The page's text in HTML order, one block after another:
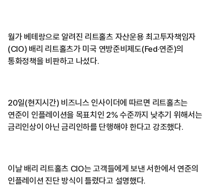
월가 베테랑으로 알려진 리트홀츠 자산운용 최고투자책임자
(CIO) 배리 리트홀츠가 미국 연방준비제도(Fed·연준)의
통화정책을 비판하고 나섰다.
20일(현지시간) 비즈니스 인사이더에 따르면 리트홀츠는
연준이 인플레이션을 목표치인 2% 수준까지 낮추기 위해서는
금리인상이 아닌 금리인하를 단행해야 한다고 강조했다.
이날 배리 리트홀츠 CIO는 고객들에게 보낸 서한에서 연준의
인플레이션 진단 방식이 틀렸다고 설명했다.